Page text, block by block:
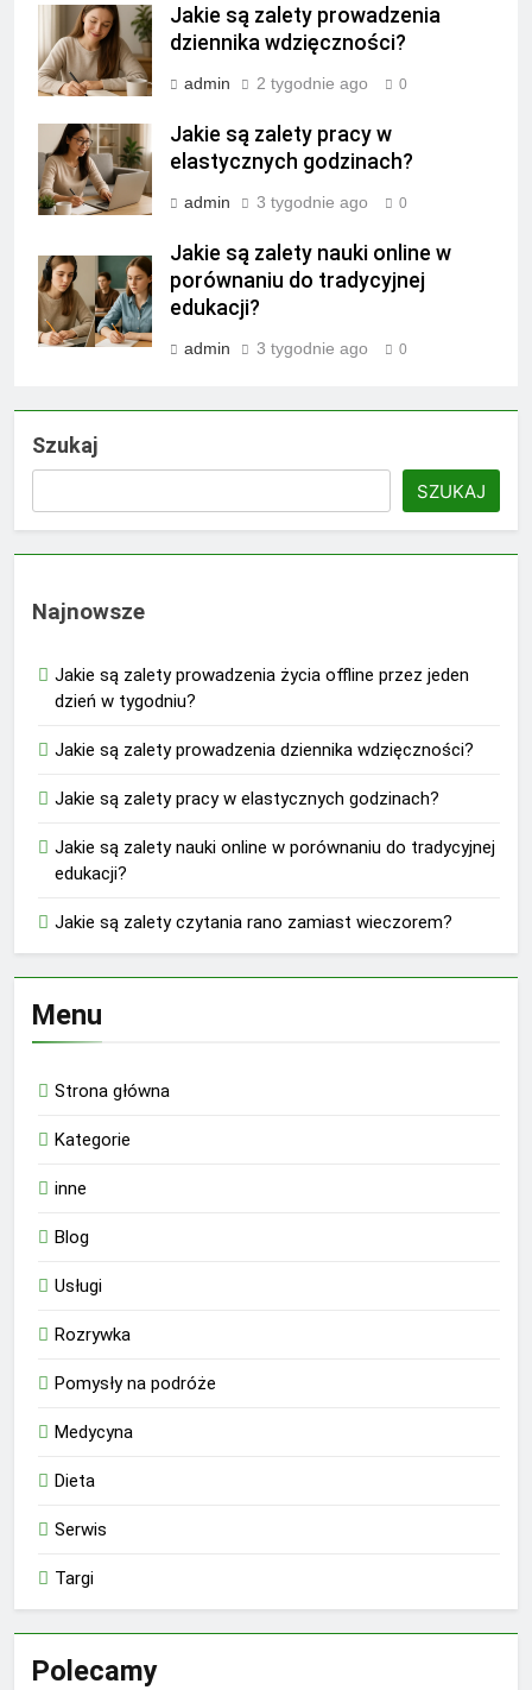
Jakie są zalety prowadzenia
dziennika wdzięczności?
admin 2 tygodnie ago 0
Jakie są zalety pracy w
elastycznych godzinach?
admin 3 tygodnie ago 0
Jakie są zalety nauki online w
porównaniu do tradycyjnej
edukacji?
admin 3 tygodnie ago 0
Szukaj
SZUKAJ
Najnowsze
Jakie są zalety prowadzenia życia offline przez jeden
dzień w tygodniu?
Jakie są zalety prowadzenia dziennika wdzięczności?
Jakie są zalety pracy w elastycznych godzinach?
Jakie są zalety nauki online w porównaniu do tradycyjnej
edukacji?
Jakie są zalety czytania rano zamiast wieczorem?
Menu
Strona główna
Kategorie
inne
Blog
Usługi
Rozrywka
Pomysły na podróże
Medycyna
Dieta
Serwis
Targi
Polecamy